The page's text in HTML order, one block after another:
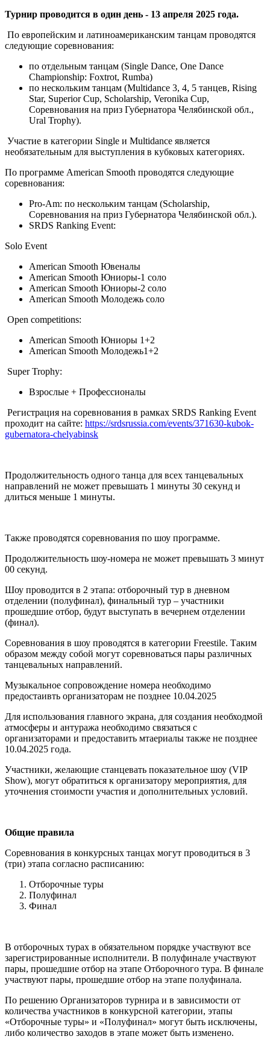
Турнир проводится в один день - 13 апреля 2025 года.
По европейским и латиноамериканским танцам проводятся
следующие соревнования:
по отдельным танцам (Single Dance, One Dance
Championship: Foxtrot, Rumba)
по нескольким танцам (Multidance 3, 4, 5 танцев, Rising
Star, Superior Cup, Scholarship, Veronika Cup,
Соревнования на приз Губернатора Челябинской обл.,
Ural Trophy).
Участие в категории Single и Multidance является
необязательным для выступления в кубковых категориях.
По программе American Smooth проводятся следующие
соревнования:
Pro-Am: по нескольким танцам (Scholarship,
Соревнования на приз Губернатора Челябинской обл.).
SRDS Ranking Event:
Solo Event
American Smooth Ювеналы
American Smooth Юниоры-1 соло
American Smooth Юниоры-2 соло
American Smooth Молодежь соло
Open competitions:
American Smooth Юниоры 1+2
American Smooth Молодежь1+2
Super Trophy:
Взрослые + Профессионалы
Регистрация на соревнования в рамках SRDS Ranking Event
проходит на сайте: https://srdsrussia.com/events/371630-kubok-
gubernatora-chelyabinsk
Продолжительность одного танца для всех танцевальных
направлений не может превышать 1 минуты 30 секунд и
длиться меньше 1 минуты.
Также проводятся соревнования по шоу программе.
Продолжительность шоу-номера не может превышать 3 минут
00 секунд.
Шоу проводится в 2 этапа: отборочный тур в дневном
отделении (полуфинал), финальный тур – участники
прошедшие отбор, будут выступать в вечернем отделении
(финал).
Соревнования в шоу проводятся в категории Freestile. Таким
образом между собой могут соревноваться пары различных
танцевальных направлений.
Музыкальное сопровождение номера необходимо
предостаивть организаторам не позднее 10.04.2025
Для использования главного экрана, для создания необходмой
атмосферы и антуража необходимо связаться с
организаторами и предоставить мтаериалы также не позднее
10.04.2025 года.
Участники, желающие станцевать показательное шоу (VIP
Show), могут обратиться к организатору мероприятия, для
уточнения стоимости участия и дополнительных условий.
Общие правила
Соревнования в конкурсных танцах могут проводиться в 3
(три) этапа согласно расписанию:
Отборочные туры
Полуфинал
Финал
В отборочных турах в обязательном порядке участвуют все
зарегистрированные исполнители. В полуфинале участвуют
пары, прошедшие отбор на этапе Отборочного тура. В финале
участвуют пары, прошедшие отбор на этапе полуфинала.
По решению Организаторов турнира и в зависимости от
количества участников в конкурсной категории, этапы
«Отборочные туры» и «Полуфинал» могут быть исключены,
либо количество заходов в этапе может быть изменено.